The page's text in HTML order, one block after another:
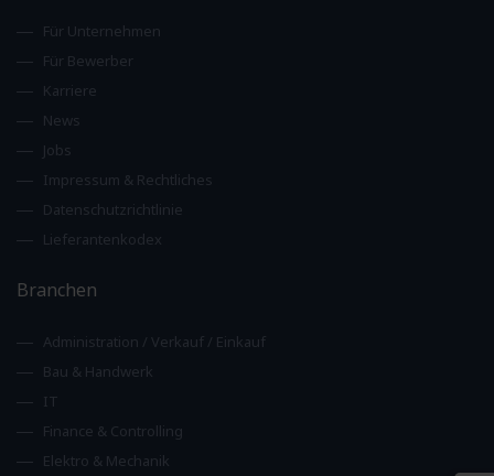
Für Unternehmen
Für Bewerber
Karriere
News
Jobs
Impressum & Rechtliches
Datenschutzrichtlinie
Lieferantenkodex
Branchen
Administration / Verkauf / Einkauf
Bau & Handwerk
IT
Finance & Controlling
Elektro & Mechanik